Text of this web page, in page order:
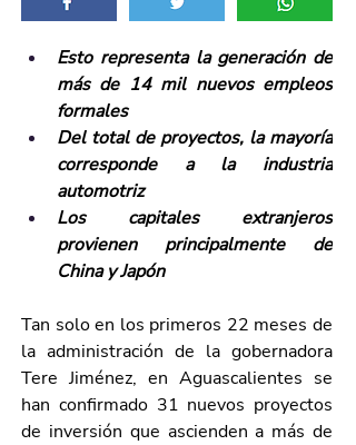
Esto representa la generación de
más de 14 mil nuevos empleos
formales
Del total de proyectos, la mayoría
corresponde a la industria
automotriz
Los capitales extranjeros
provienen principalmente de
China y Japón
Tan solo en los primeros 22 meses de
la administración de la gobernadora
Tere Jiménez, en Aguascalientes se
han confirmado 31 nuevos proyectos
de inversión que ascienden a más de